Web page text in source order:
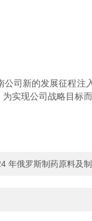
新的发展征程注
实现公司战略目标
俄罗斯制药原料及